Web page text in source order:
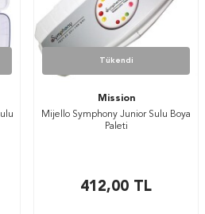
Tükendi
Mission
Mijello Symphony Junior Sulu Boya
Paleti
412,00 TL